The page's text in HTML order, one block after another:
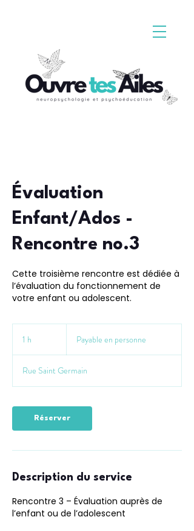
Évaluation
Enfant/Ados -
Rencontre no.3
Cette troisième rencontre est dédiée à
l’évaluation du fonctionnement de
votre enfant ou adolescent.
1 h
personne
Payable en personne
Rue Saint Germain
Réserver
Description du service
Rencontre 3 – Évaluation auprès de
l’enfant ou de l’adolescent